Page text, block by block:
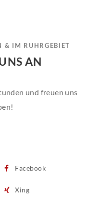
& IM RUHRGEBIET
AN
und freuen uns
Facebook
Xing